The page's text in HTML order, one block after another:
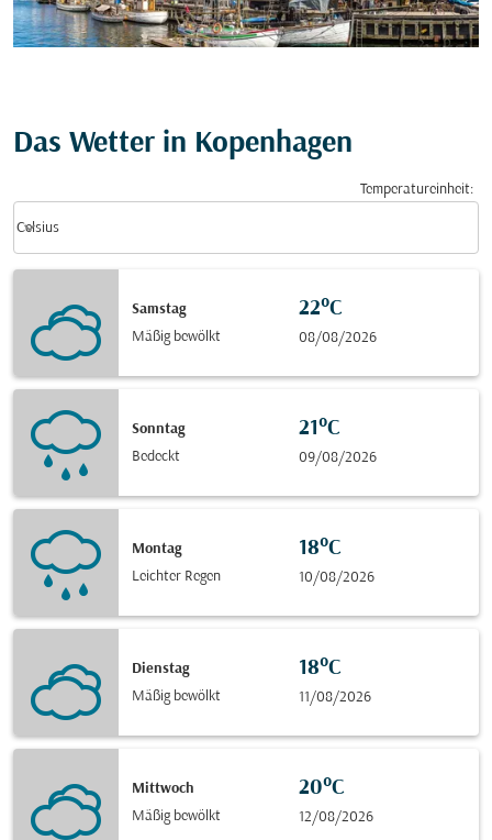
Das Wetter in Kopenhagen
Temperatureinheit:
Celsius
keyboard_arrow_down
Samstag
Mäßig bewölkt
22°C
08/08/2026
Sonntag
Bedeckt
21°C
09/08/2026
Montag
Leichter Regen
18°C
10/08/2026
Dienstag
Mäßig bewölkt
18°C
11/08/2026
Mittwoch
Mäßig bewölkt
20°C
12/08/2026